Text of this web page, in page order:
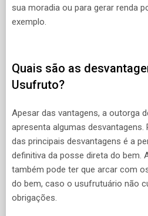
sua moradia ou para gerar renda
exemplo.
Quais são as
Usufruto?
Apesar das vantagens, a outorga
apresenta algumas desvantagens.
das principais desvantagens é a
definitiva da posse direta do bem.
também pode ter que arcar com
do bem, caso o usufrutuário não
obrigações.